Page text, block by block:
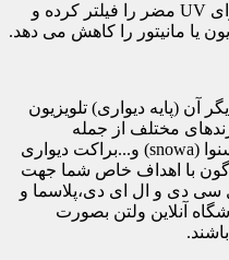
محاظ صفحه نمایش ولتن اشعه ماورای UV مضر را فیلتر کرده و
یا مانیتور را کاهش می دهد.
آن (پایه دیواری) تلویزیون
مختلف از جمله
سامسونگ (samsung) و ال جی (lg) اسنوا (snowa) و...براکت دیواری
با اهداف خاص شما جهت
سی دی و ال ای دی،پلاسما و
آنلاین ولتن بصورت